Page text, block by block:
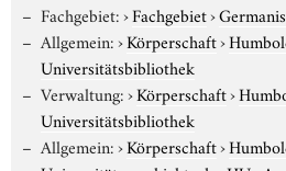
Fachgebiet:›Fachgebiet›
Allgemein:›Körperschaft›
Universitätsbibliothek
Verwaltung:›Körperschaft›
Universitätsbibliothek
Allgemein:›Körperschaft›